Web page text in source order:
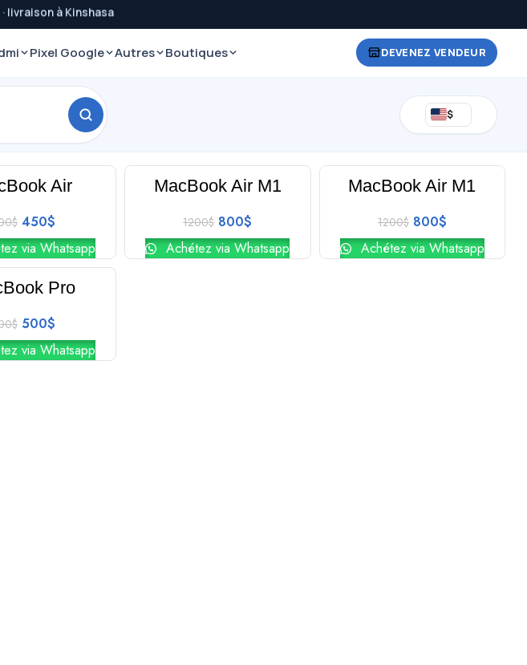
livraison à Kinshasa
Pixel Google Autres Boutiques DEVENEZ VENDEUR
$
Air
$ 450$
via Whatsapp
-33%MacBook Air M1
1200$ 800$
Achétez via Whatsapp
-33%MacBook Air M1
1200$ 800$
Achétez via Whatsapp
Pro
$ 500$
via Whatsapp